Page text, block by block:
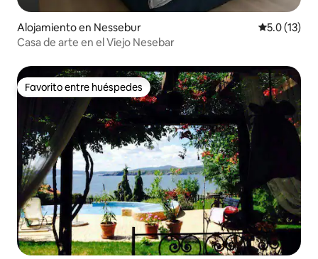
Alojamiento en Nessebur Calificación
5.0 (13)
Casa de arte en el Viejo Nesebar
Favorito entre huéspedes
Favorito entre huéspedes